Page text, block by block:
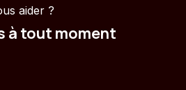
aider ?
à tout moment